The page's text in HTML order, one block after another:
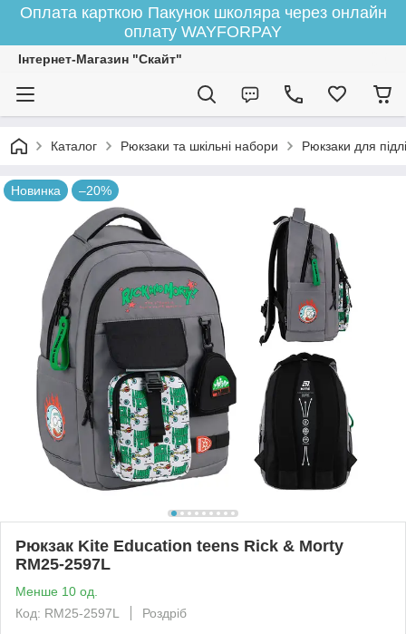
Оплата карткою Пакунок школяра через онлайн
оплату WAYFORPAY
Інтернет-Магазин "Скайт"
Каталог Рюкзаки та шкільні набори Рюкзаки для
Новинка –20%
Рюкзак Kite Education teens Rick & Morty
RM25-2597L
Менше 10 од.
Код: RM25-2597L
Роздріб